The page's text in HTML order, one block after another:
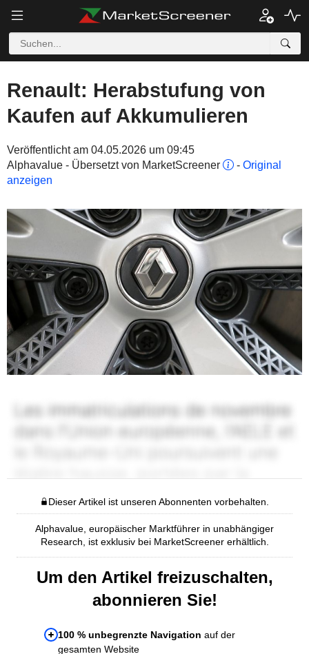
Renault: Herabstufung von
Kaufen auf Akkumulieren
Veröffentlicht am 04.05.2026 um 09:45
Alphavalue - Übersetzt von MarketScreener
- Original
anzeigen
Dieser Artikel ist unseren Abonnenten vorbehalten.
Alphavalue, europäischer Marktführer in unabhängiger
Research, ist exklusiv bei MarketScreener erhältlich.
Um den Artikel freizuschalten,
abonnieren Sie!
100 % unbegrenzte Navigation auf der
gesamten Website